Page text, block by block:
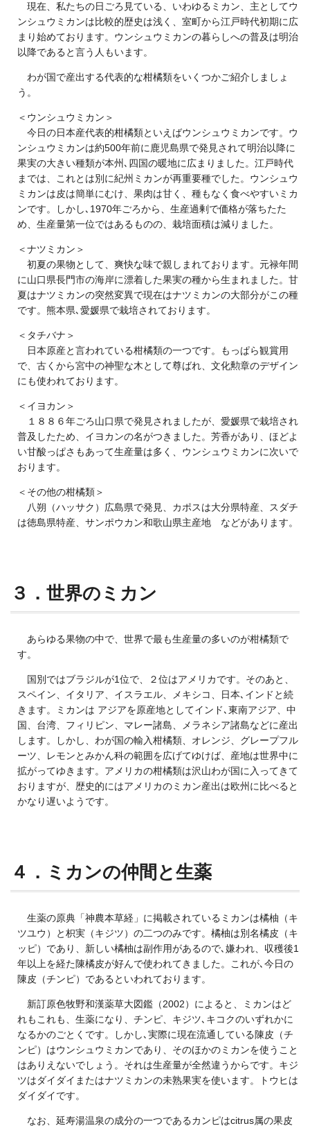
現在、私たちの日ごろ見ている、いわゆるミカン、主としてウ
ンシュウミカンは比較的歴史は浅く、室町から江戸時代初期に広
まり始めております。ウンシュウミカンの暮らしへの普及は明治
以降であると言う人もいます。
わが国で産出する代表的な柑橘類をいくつかご紹介しましょ
う。
＜ウンシュウミカン＞
今日の日本産代表的柑橘類といえばウンシュウミカンです。ウ
ンシュウミカンは約500年前に鹿児島県で発見されて明治以降に
果実の大きい種類が本州､四国の暖地に広まりました。江戸時代
までは、これとは別に紀州ミカンが再重要種でした。ウンシュウ
ミカンは皮は簡単にむけ、果肉は甘く、種もなく食べやすいミカ
ンです。しかし､1970年ごろから、生産過剰で価格が落ちたた
め、生産量第一位ではあるものの、栽培面積は減りました。
＜ナツミカン＞
初夏の果物として、爽快な味で親しまれております。元禄年間
に山口県長門市の海岸に漂着した果実の種から生まれました。甘
夏はナツミカンの突然変異で現在はナツミカンの大部分がこの種
です。熊本県､愛媛県で栽培されております。
＜タチバナ＞
日本原産と言われている柑橘類の一つです。もっぱら観賞用
で、古くから宮中の神聖な木として尊ばれ、文化勲章のデザイン
にも使われております。
＜イヨカン＞
１８８６年ごろ山口県で発見されましたが、愛媛県で栽培され
普及したため、イヨカンの名がつきました。芳香があり、ほどよ
い甘酸っぱさもあって生産量は多く、ウンシュウミカンに次いで
おります。
＜その他の柑橘類＞
八朔（ハッサク）広島県で発見、カポスは大分県特産、スダチ
は徳島県特産、サンポウカン和歌山県主産地 などがあります。
３．世界のミカン
あらゆる果物の中で、世界で最も生産量の多いのが柑橘類で
す。
国別ではブラジルが1位で、２位はアメリカです。そのあと、
スペイン、イタリア、イスラエル、メキシコ、日本､インドと続
きます。ミカンは アジアを原産地としてインド､東南アジア、中
国、台湾、フィリピン、マレー諸島、メラネシア諸島などに産出
します。しかし、わが国の輸入柑橘類、オレンジ、グレープフル
ーツ、レモンとみかん科の範囲を広げてゆけば、産地は世界中に
拡がってゆきます。アメリカの柑橘類は沢山わが国に入ってきて
おりますが、歴史的にはアメリカのミカン産出は欧州に比べると
かなり遅いようです。
４．ミカンの仲間と生薬
生薬の原典「神農本草経」に掲載されているミカンは橘柚（キ
ツユウ）と枳実（キジツ）の二つのみです。橘柚は別名橘皮（キ
ッピ）であり、新しい橘柚は副作用があるので､嫌われ、収穫後1
年以上を経た陳橘皮が好んで使われてきました。これが､今日の
陳皮（チンピ）であるといわれております。
新訂原色牧野和漢薬草大図鑑（2002）によると、ミカンはど
れもこれも、生薬になり、チンピ、キジツ､キコクのいずれかに
なるかのごとくです。しかし､実際に現在流通している陳皮（チ
ンピ）はウンシュウミカンであり、そのほかのミカンを使うこと
はありえないでしょう。それは生産量が全然違うからです。キジ
ツはダイダイまたはナツミカンの未熟果実を使います。トウヒは
ダイダイです。
なお、延寿湯温泉の成分の一つであるカンピはcitrus属の果皮